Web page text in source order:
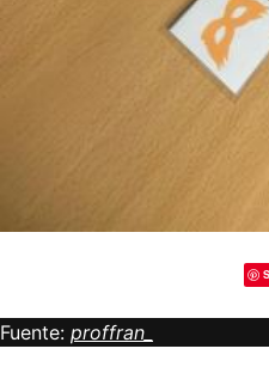
Fuente: proffran_